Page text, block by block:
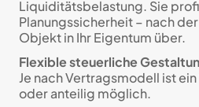
Liquiditätsbelastung. Sie
Planungssicherheit – nach
Objekt in Ihr Eigentum über.
Flexible steuerliche
Je nach Vertragsmodell ist
oder anteilig möglich.